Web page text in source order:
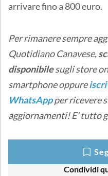
arrivare fino a 800 euro.
Per rimanere sempre
Quotidiano Canavese,
disponibilesugli store
smartphone oppure
WhatsAppper ricevere
aggiornamenti! E' tutto
Condividi